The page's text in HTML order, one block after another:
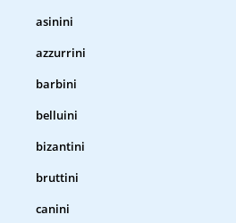
asinini
azzurrini
barbini
belluini
bizantini
bruttini
canini